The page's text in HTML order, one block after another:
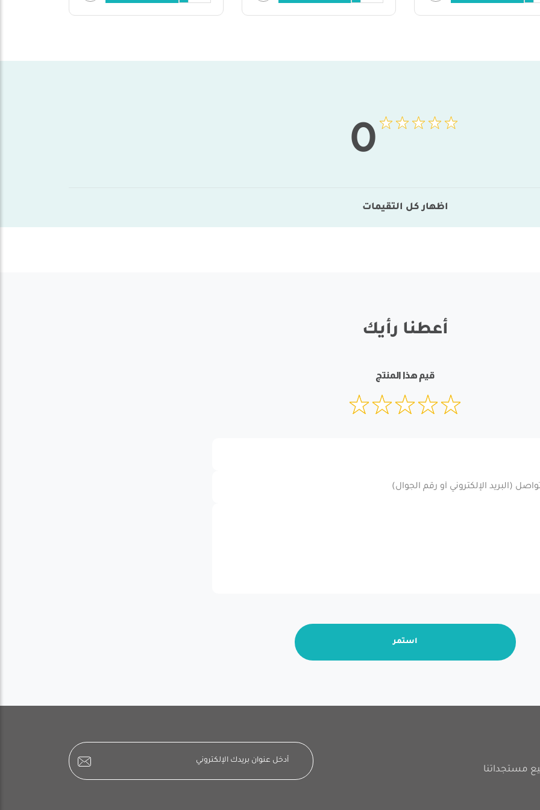
0
اظهار كل التقيمات
أعطنا رأيك
قيم هذا المنتج
استمر